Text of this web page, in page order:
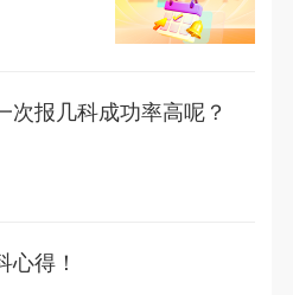
次报几科成功率高呢？
心得！